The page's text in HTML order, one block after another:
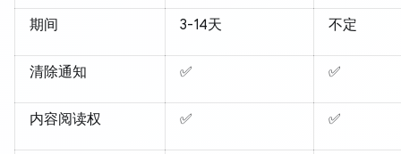
期间 3-14天 不定
清除通知 ✅ ✅
内容阅读权 ✅ ✅